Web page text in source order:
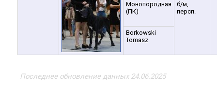
Монопородная
(ПК)
б/м,
персп.
Borkowski
Tomasz
Последнее обновление данных 24.06.2025